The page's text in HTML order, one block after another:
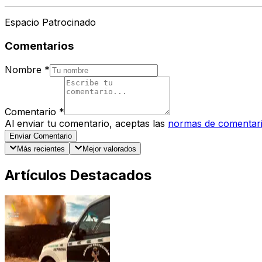
Espacio Patrocinado
Comentarios
Nombre *
Comentario *
Al enviar tu comentario, aceptas las normas de
Enviar Comentario
Más recientes
Mejor valorados
Artículos Destacados